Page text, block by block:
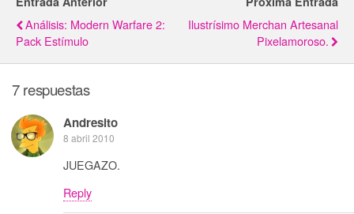
Análisis: Modern Warfare 2:
Pack Estímulo
Ilustrísimo Merchan Artesanal
Pixelamoroso.
7 respuestas
Andresito
8 abril 2010
JUEGAZO.
Reply